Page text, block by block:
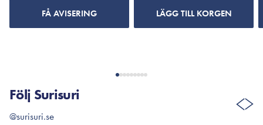
FÅ AVISERING LÄGG TILL KORGEN
Följ Surisuri
@surisuri.se